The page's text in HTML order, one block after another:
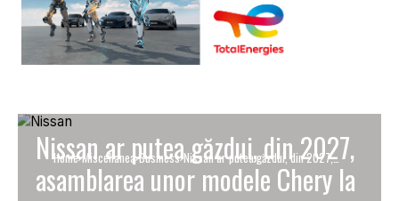
Home Miscellanea Business Nissan ar putea găzdui, din 2027,
asamblarea unor modele Chery la uzina din
Marea Britanie
Nissan ar putea găzdui, din 2027,
asamblarea unor modele Chery la